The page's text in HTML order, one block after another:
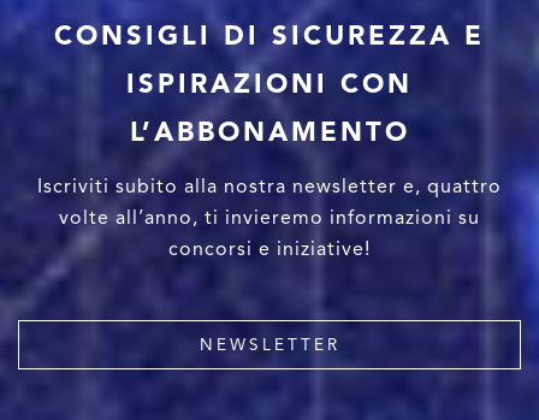
CONSIGLI DI SICUREZZA E
ISPIRAZIONI CON
L’ABBONAMENTO
Iscriviti subito alla nostra newsletter e, quattro
volte all’anno, ti invieremo informazioni su
concorsi e iniziative!
NEWSLETTER